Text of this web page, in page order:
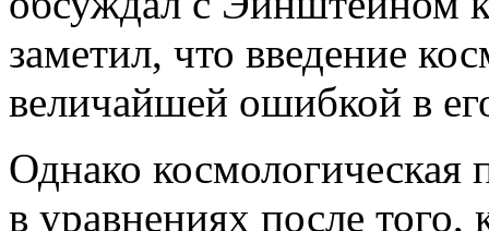
заметил, что введение
величайшей ошибкой в
Однако космологическая
в уравнениях после того,